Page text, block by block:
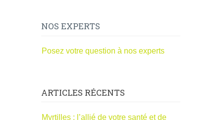
NOS EXPERTS
Posez votre question à nos experts
ARTICLES RÉCENTS
Myrtilles : l’allié de votre santé et de